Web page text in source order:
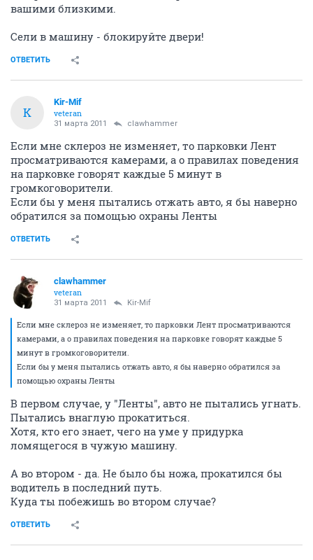
вашими близкими.
Сели в машину - блокируйте двери!
ОТВЕТИТЬ
K
Kir-Mif
veteran
31 марта 2011 clawhammer
Если мне склероз не изменяет, то парковки Лент
просматриваются камерами, а о правилах поведения
на парковке говорят каждые 5 минут в
громкоговорители.
Если бы у меня пытались отжать авто, я бы наверно
обратился за помощью охраны Ленты
ОТВЕТИТЬ
clawhammer
veteran
31 марта 2011 Kir-Mif
Если мне склероз не изменяет, то парковки Лент просматриваются
камерами, а о правилах поведения на парковке говорят каждые 5
минут в громкоговорители.
Если бы у меня пытались отжать авто, я бы наверно обратился за
помощью охраны Ленты
В первом случае, у "Ленты", авто не пытались угнать.
Пытались внаглую прокатиться.
Хотя, кто его знает, чего на уме у придурка
ломящегося в чужую машину.
А во втором - да. Не было бы ножа, прокатился бы
водитель в последний путь.
Куда ты побежишь во втором случае?
ОТВЕТИТЬ